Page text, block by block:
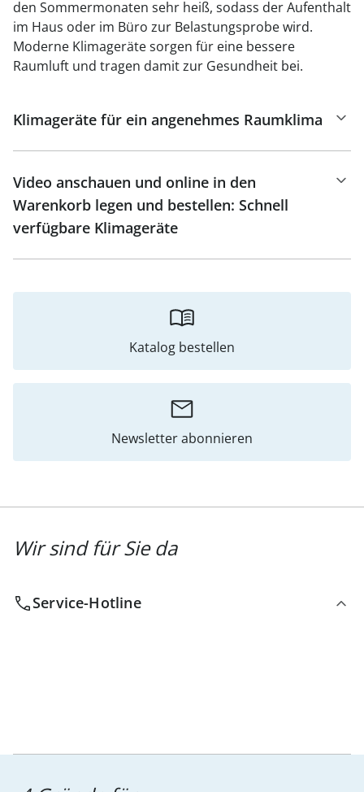
den Sommermonaten sehr heiß, sodass der Aufenthalt
im Haus oder im Büro zur Belastungsprobe wird.
Moderne Klimageräte sorgen für eine bessere
Raumluft und tragen damit zur Gesundheit bei.
Klimageräte für ein angenehmes Raumklima
Video anschauen und online in den
Warenkorb legen und bestellen: Schnell
verfügbare Klimageräte
Katalog bestellen
Newsletter abonnieren
Wir sind für Sie da
Service-Hotline